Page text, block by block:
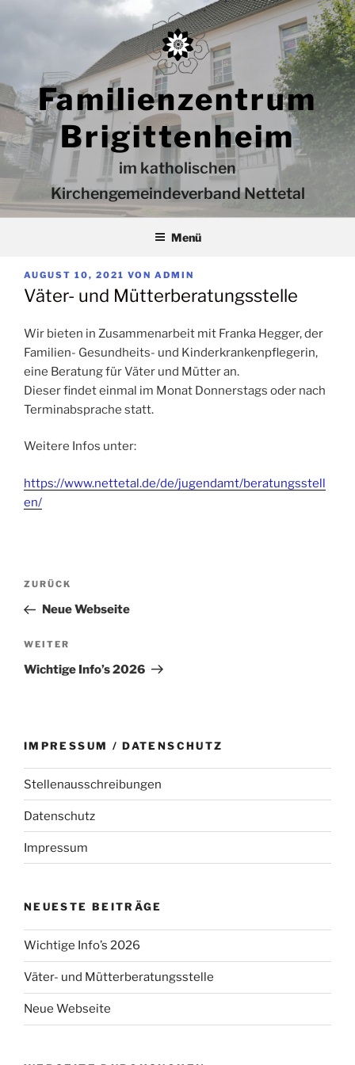
Familienzentrum
Brigittenheim
im katholischen
Kirchengemeindeverband Nettetal
Menü
VERÖFFENTLICHT
AM
AUGUST 10, 2021 VON ADMIN
Väter- und Mütterberatungsstelle
Wir bieten in Zusammenarbeit mit Franka Hegger, der
Familien- Gesundheits- und Kinderkrankenpflegerin,
eine Beratung für Väter und Mütter an.
Dieser findet einmal im Monat Donnerstags oder nach
Terminabsprache statt.
Weitere Infos unter:
https://www.nettetal.de/de/jugendamt/beratungsstell
en/
Beitragsnavigation
Vorheriger
Beitrag
ZURÜCK
Neue Webseite
Nächster
Beitrag
WEITER
Wichtige Info’s 2026
IMPRESSUM / DATENSCHUTZ
Stellenausschreibungen
Datenschutz
Impressum
NEUESTE BEITRÄGE
Wichtige Info’s 2026
Väter- und Mütterberatungsstelle
Neue Webseite